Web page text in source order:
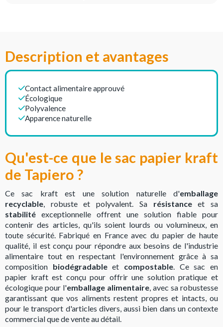
Description et avantages
Contact alimentaire approuvé
Écologique
Polyvalence
Apparence naturelle
Qu'est-ce que le sac papier kraft
de Tapiero ?
Ce sac kraft est une solution naturelle d'emballage
recyclable , robuste et polyvalent. Sa résistanceet sa
stabilité exceptionnelle offrent une solution fiable pour
contenir des articles, qu'ils soient lourds ou volumineux, en
toute sécurité. Fabriqué en France avec du papier de haute
qualité, il est conçu pour répondre aux besoins de l'industrie
alimentaire tout en respectant l'environnement grâce à sa
composition biodégradableet compostable . Ce sac en
papier kraft est conçu pour offrir une solution pratique et
écologique pour l'emballage alimentaire , avec sa robustesse
garantissant que vos aliments restent propres et intacts, ou
pour le transport d'articles divers, aussi bien dans un contexte
commercial que de vente au détail.